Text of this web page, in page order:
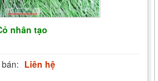
nhân tạo
Liên hệ